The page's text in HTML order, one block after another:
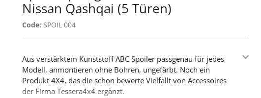
Nissan Qashqai (5 Türen)
Code: SPOIL 004
Aus verstärktem Kunststoff ABC Spoiler passgenau für jedes
Modell, anmontieren ohne Bohren, ungefärbt. Noch ein
Produkt 4X4, das die schon bewerte Vielfallt von Accessoires
der Firma Tessera4x4 ergänzt.